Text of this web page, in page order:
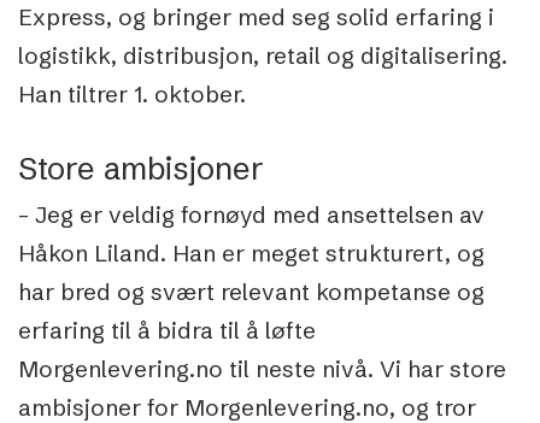
Express, og bringer med seg solid erfaring i
logistikk, distribusjon, retail og digitalisering.
Han tiltrer 1. oktober.
Store ambisjoner
– Jeg er veldig fornøyd med ansettelsen av
Håkon Liland. Han er meget strukturert, og
har bred og svært relevant kompetanse og
erfaring til å bidra til å løfte
Morgenlevering.no til neste nivå. Vi har store
ambisjoner for Morgenlevering.no, og tror